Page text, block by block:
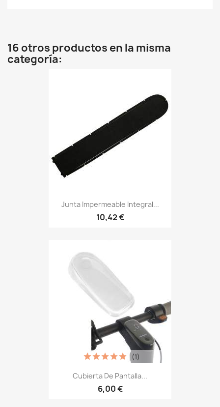
16 otros productos en la misma
categoría:
Junta Impermeable Integral...
10,42 €
Cubierta De Pantalla...
6,00 €
(1)